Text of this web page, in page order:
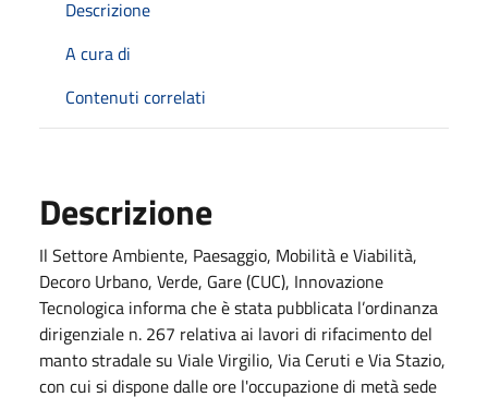
Descrizione
A cura di
Contenuti correlati
Descrizione
Il Settore Ambiente, Paesaggio, Mobilità e Viabilità,
Decoro Urbano, Verde, Gare (CUC), Innovazione
Tecnologica informa che è stata pubblicata l’ordinanza
dirigenziale n. 267 relativa ai lavori di rifacimento del
manto stradale su Viale Virgilio, Via Ceruti e Via Stazio,
con cui si dispone dalle ore l'occupazionedi metàsede